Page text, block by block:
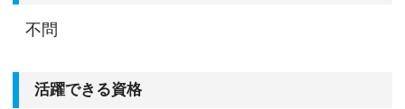
不問
活躍できる資格